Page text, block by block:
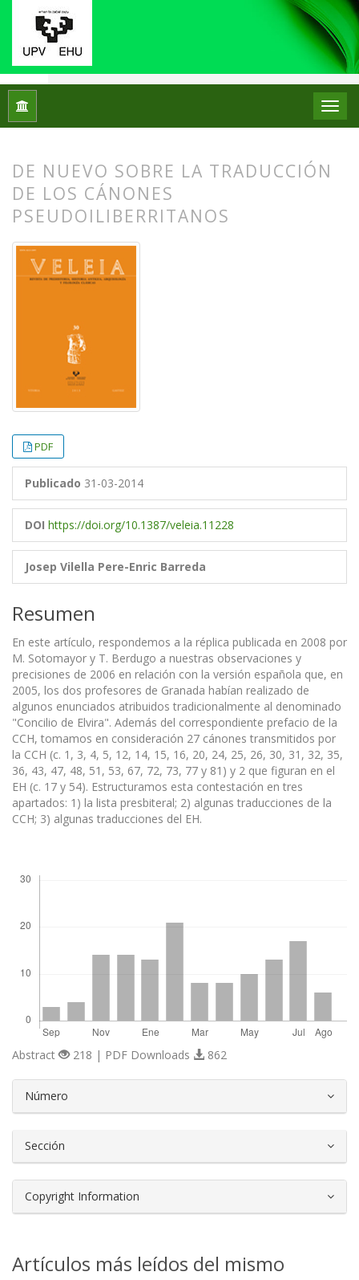
Inicio Núm. 30 (2013): Movilidad geográfica en
DE NUEVO SOBRE LA TRADUCCIÓN
DE LOS CÁNONES
PSEUDOILIBERRITANOS
PDF
Publicado 31-03-2014
DOI https://doi.org/10.1387/veleia.11228
Josep Vilella Pere-Enric Barreda
Resumen
En este artículo, respondemos a la réplica publicada en 2008 por
M. Sotomayor y T. Berdugo a nuestras observaciones y
precisiones de 2006 en relación con la versión española que, en
2005, los dos profesores de Granada habían realizado de
algunos enunciados atribuidos tradicionalmente al denominado
"Concilio de Elvira". Además del correspondiente prefacio de la
CCH, tomamos en consideración 27 cánones transmitidos por
la CCH (c. 1, 3, 4, 5, 12, 14, 15, 16, 20, 24, 25, 26, 30, 31, 32, 35,
36, 43, 47, 48, 51, 53, 67, 72, 73, 77 y 81) y 2 que figuran en el
EH (c. 17 y 54). Estructuramos esta contestación en tres
apartados: 1) la lista presbiteral; 2) algunas traducciones de la
CCH; 3) algunas traducciones del EH.
Abstract 218 | PDF Downloads 862
Número
Sección
Copyright Information
Artículos más leídos del mismo